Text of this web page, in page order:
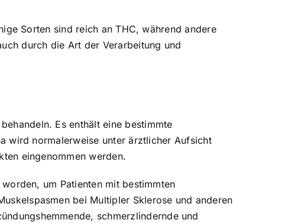
Sorten sind reich an THC, während andere
durch die Art der Verarbeitung und
Es enthält eine bestimmte
wird normalerweise unter ärztlicher Aufsicht
eingenommen werden.
um Patienten mit bestimmten
bei Multipler Sklerose und anderen
schmerzlindernde und